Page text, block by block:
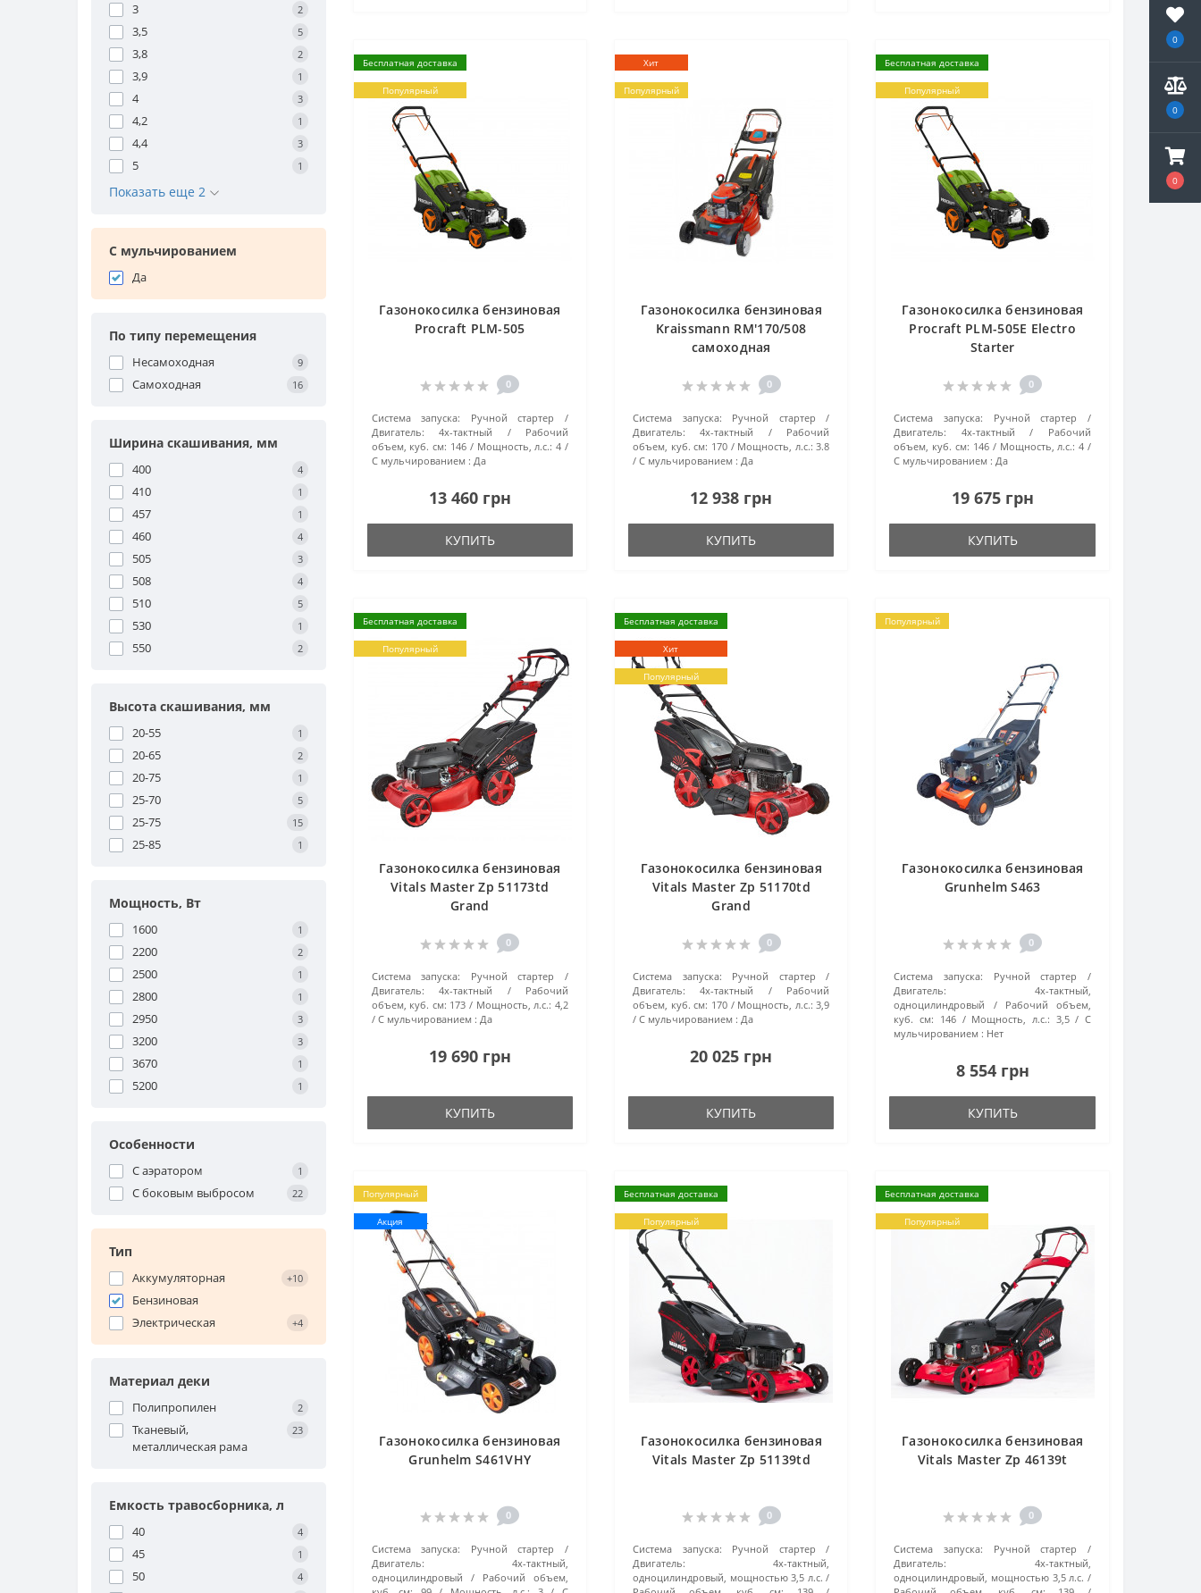
0
0
0
3 2
3,5 5
3,8 2
3,9 1
4 3
4,2 1
4,4 3
5 1
Показать еще 2
С мульчированием
Да
По типу перемещения
Несамоходная 9
Самоходная 16
Ширина скашивания, мм
400 4
410 1
457 1
460 4
505 3
508 4
510 5
530 1
550 2
Высота скашивания, мм
20-55 1
20-65 2
20-75 1
25-70 5
25-75 15
25-85 1
Мощность, Вт
1600 1
2200 2
2500 1
2800 1
2950 3
3200 3
3670 1
5200 1
Особенности
С аэратором 1
С боковым выбросом 22
Тип
Аккумуляторная +10
Бензиновая
Электрическая
+4
Материал деки
Полипропилен 2
Тканевый,
металлическая рама
23
Емкость травосборника, л
40 4
45 1
50 4
Бесплатная доставка
Популярный
Газонокосилка бензиновая
Procraft PLM-505
0
Система запуска:
Ручной стартер
Двигатель:
4х-тактный
Рабочий
объем, куб. см: 146 Мощность, л.с.: 4
С мульчированием : Да
13 460 грн
КУПИТЬ
Хит
Популярный
Газонокосилка бензиновая
Kraissmann RM'170/508
самоходная
0
Система запуска:
Ручной стартер
Двигатель:
4х-тактный
Рабочий
объем, куб. см: 170 Мощность, л.с.: 3.8
С мульчированием : Да
12 938 грн
КУПИТЬ
Бесплатная доставка
Популярный
Газонокосилка бензиновая
Procraft PLM-505E Electro
Starter
0
Система запуска:
Ручной стартер
Двигатель:
4х-тактный
Рабочий
объем, куб. см: 146 Мощность, л.с.: 4
С мульчированием : Да
19 675 грн
КУПИТЬ
Бесплатная доставка
Популярный
Газонокосилка бензиновая
Vitals Master Zp 51173td
Grand
0
Система запуска:
Ручной стартер
Двигатель:
4х-тактный
Рабочий
объем, куб. см: 173 Мощность, л.с.: 4,2
С мульчированием : Да
19 690 грн
КУПИТЬ
Бесплатная доставка
Хит
Популярный
Газонокосилка бензиновая
Vitals Master Zp 51170td
Grand
0
Система запуска:
Ручной стартер
Двигатель:
4х-тактный
Рабочий
объем, куб. см: 170 Мощность, л.с.: 3,9
С мульчированием : Да
20 025 грн
КУПИТЬ
Популярный
Газонокосилка бензиновая
Grunhelm S463
0
Система запуска:
Ручной стартер
Двигатель:
4х-тактный,
одноцилиндровый
Рабочий объем,
куб. см: 146 Мощность, л.с.: 3,5
С
мульчированием : Нет
8 554 грн
КУПИТЬ
Популярный
Акция
Газонокосилка бензиновая
Grunhelm S461VHY
0
Система запуска:
Ручной стартер
Двигатель:
4х-тактный,
одноцилиндровый
Рабочий объем,
Бесплатная доставка
Популярный
Газонокосилка бензиновая
Vitals Master Zp 51139td
0
Система запуска:
Ручной стартер
Двигатель:
4х-тактный,
одноцилиндровый, мощностью 3,5 л.с.
Бесплатная доставка
Популярный
Газонокосилка бензиновая
Vitals Master Zp 46139t
0
Система запуска:
Ручной стартер
Двигатель:
4х-тактный,
одноцилиндровый, мощностью 3,5 л.с.